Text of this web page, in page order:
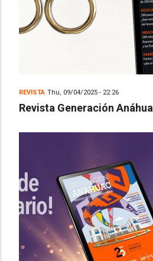
REVISTA Thu, 09/04/2025 - 22:26
Revista Generación